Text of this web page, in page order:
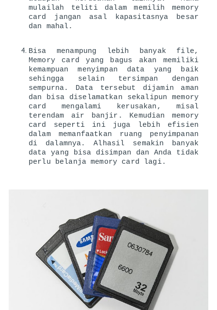
mulailah teliti dalam memilih memory
card jangan asal kapasitasnya besar
dan mahal.
Memory card yang bagus akan memiliki
kemampuan menyimpan data yang baik
sehingga selain tersimpan dengan
sempurna. Data tersebut dijamin aman
dan bisa diselamatkan sekalipun memory
card mengalami kerusakan, misal
terendam air banjir. Kemudian memory
card seperti ini juga lebih efisien
dalam memanfaatkan ruang penyimpanan
di dalamnya. Alhasil semakin banyak
data yang bisa disimpan dan Anda tidak
perlu belanja memory card lagi.